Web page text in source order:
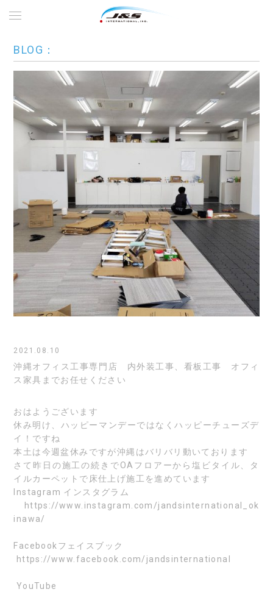
BLOG：
2021.08.10
沖縄オフィス工事専門店 内外装工事、看板工事 オフィ
ス家具までお任せください
おはようございます
休み明け、ハッピーマンデーではなくハッピーチューズデ
イ！ですね
本土は今週盆休みですが沖縄はバリバリ動いております
さて昨日の施工の続きでOAフロアーから塩ビタイル、タ
イルカーペットで床仕上げ施工を進めています
Instagram インスタグラム
https://www.instagram.com/jandsinternational_ok
inawa/
Facebookフェイスブック
https://www.facebook.com/jandsinternational
YouTube